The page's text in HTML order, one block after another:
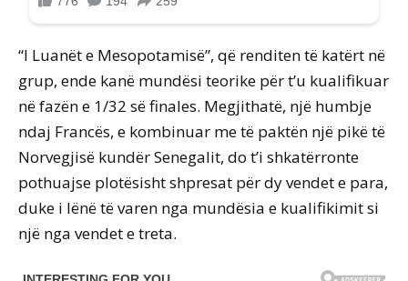
“I Luanët e Mesopotamisë”, që renditen të katërt në
grup, ende kanë mundësi teorike për t’u kualifikuar
në fazën e 1/32 së finales. Megjithatë, një humbje
ndaj Francës, e kombinuar me të paktën një pikë të
Norvegjisë kundër Senegalit, do t’i shkatërronte
pothuajse plotësisht shpresat për dy vendet e para,
duke i lënë të varen nga mundësia e kualifikimit si
një nga vendet e treta.